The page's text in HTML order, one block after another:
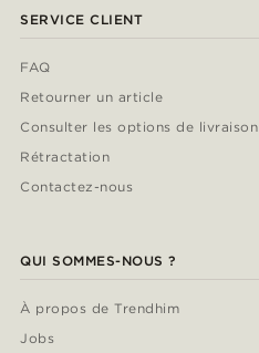
SERVICE CLIENT
FAQ
Retourner un article
Consulter les options de livraison
Rétractation
Contactez-nous
QUI SOMMES-NOUS ?
À propos de Trendhim
Jobs